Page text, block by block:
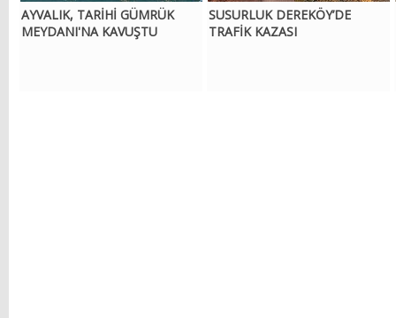
AYVALIK, TARİHİ GÜMRÜK
MEYDANI'NA KAVUŞTU
SUSURLUK DEREKÖY’DE
TRAFİK KAZASI